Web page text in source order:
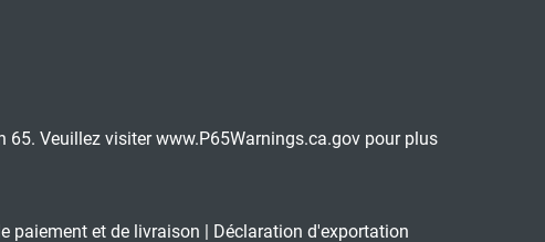
65. Veuillez visiterwww.P65Warnings.ca.gov pour plus
paiement et de livraison | Déclaration d'exportation